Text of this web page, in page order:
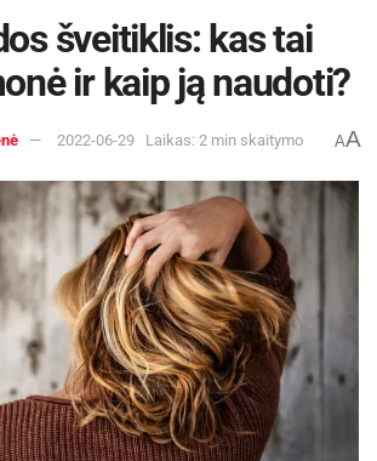
šveitiklis: kas tai
ir kaip ją naudoti?
2022-06-29 Laikas: 2 min skaitymo AA